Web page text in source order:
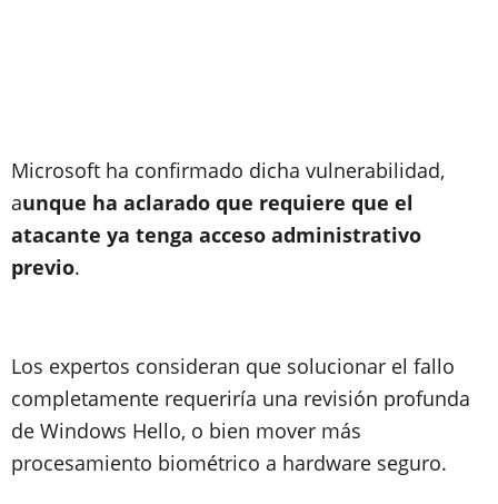
Microsoft ha confirmado dicha vulnerabilidad,
aunque ha aclarado que requiere que el
atacante ya tenga acceso administrativo
previo.
Los expertos consideran que solucionar el fallo
completamente requeriría una revisión profunda
de Windows Hello, o bien mover más
procesamiento biométrico a hardware seguro.